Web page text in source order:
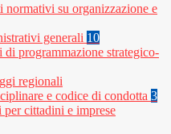
normativi su organizzazione e
generali 10
di programmazione strategico-
regionali
e codice di condotta 3
cittadini e imprese